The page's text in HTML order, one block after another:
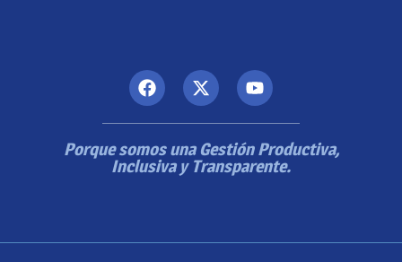
Porque somos una Gestión Productiva,
Inclusiva y Transparente.